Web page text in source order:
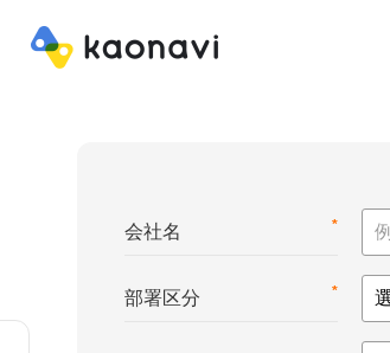
*
会社名
*
部署区分